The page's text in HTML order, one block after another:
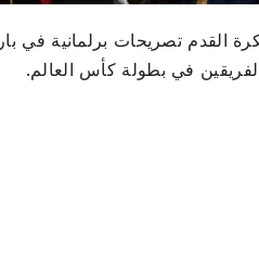
القدم تصريحات برلمانية
الفريقين في بطولة كأس العالم.